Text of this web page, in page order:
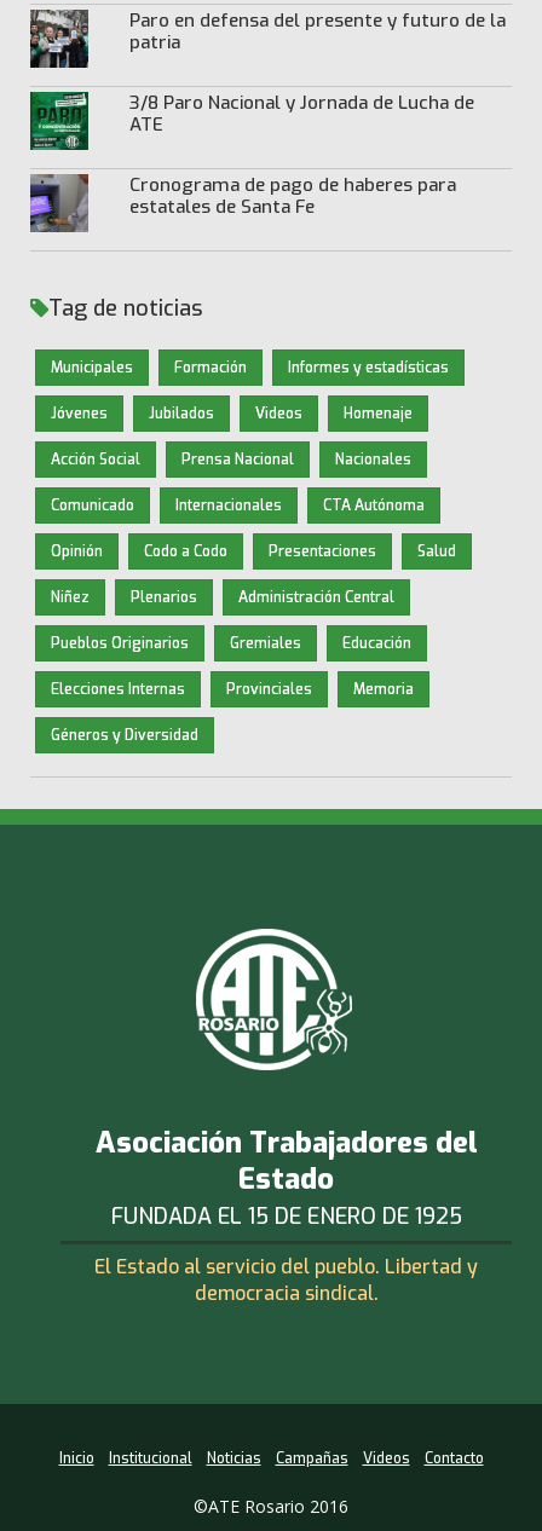
Paro en defensa del presente y futuro de la
patria
3/8 Paro Nacional y Jornada de Lucha de
ATE
Cronograma de pago de haberes para
estatales de Santa Fe
Tag de noticias
Municipales Formación Informes y estadísticas
Jóvenes Jubilados Videos Homenaje
Acción Social Prensa Nacional Nacionales
Comunicado Internacionales CTA Autónoma
Opinión Codo a Codo Presentaciones Salud
Niñez Plenarios Administración Central
Pueblos Originarios Gremiales Educación
Elecciones Internas Provinciales Memoria
Géneros y Diversidad
Asociación Trabajadores del
Estado
FUNDADA EL 15 DE ENERO DE 1925
El Estado al servicio del pueblo. Libertad y
democracia sindical.
Inicio Institucional Noticias Campañas Videos Contacto
©ATE Rosario 2016